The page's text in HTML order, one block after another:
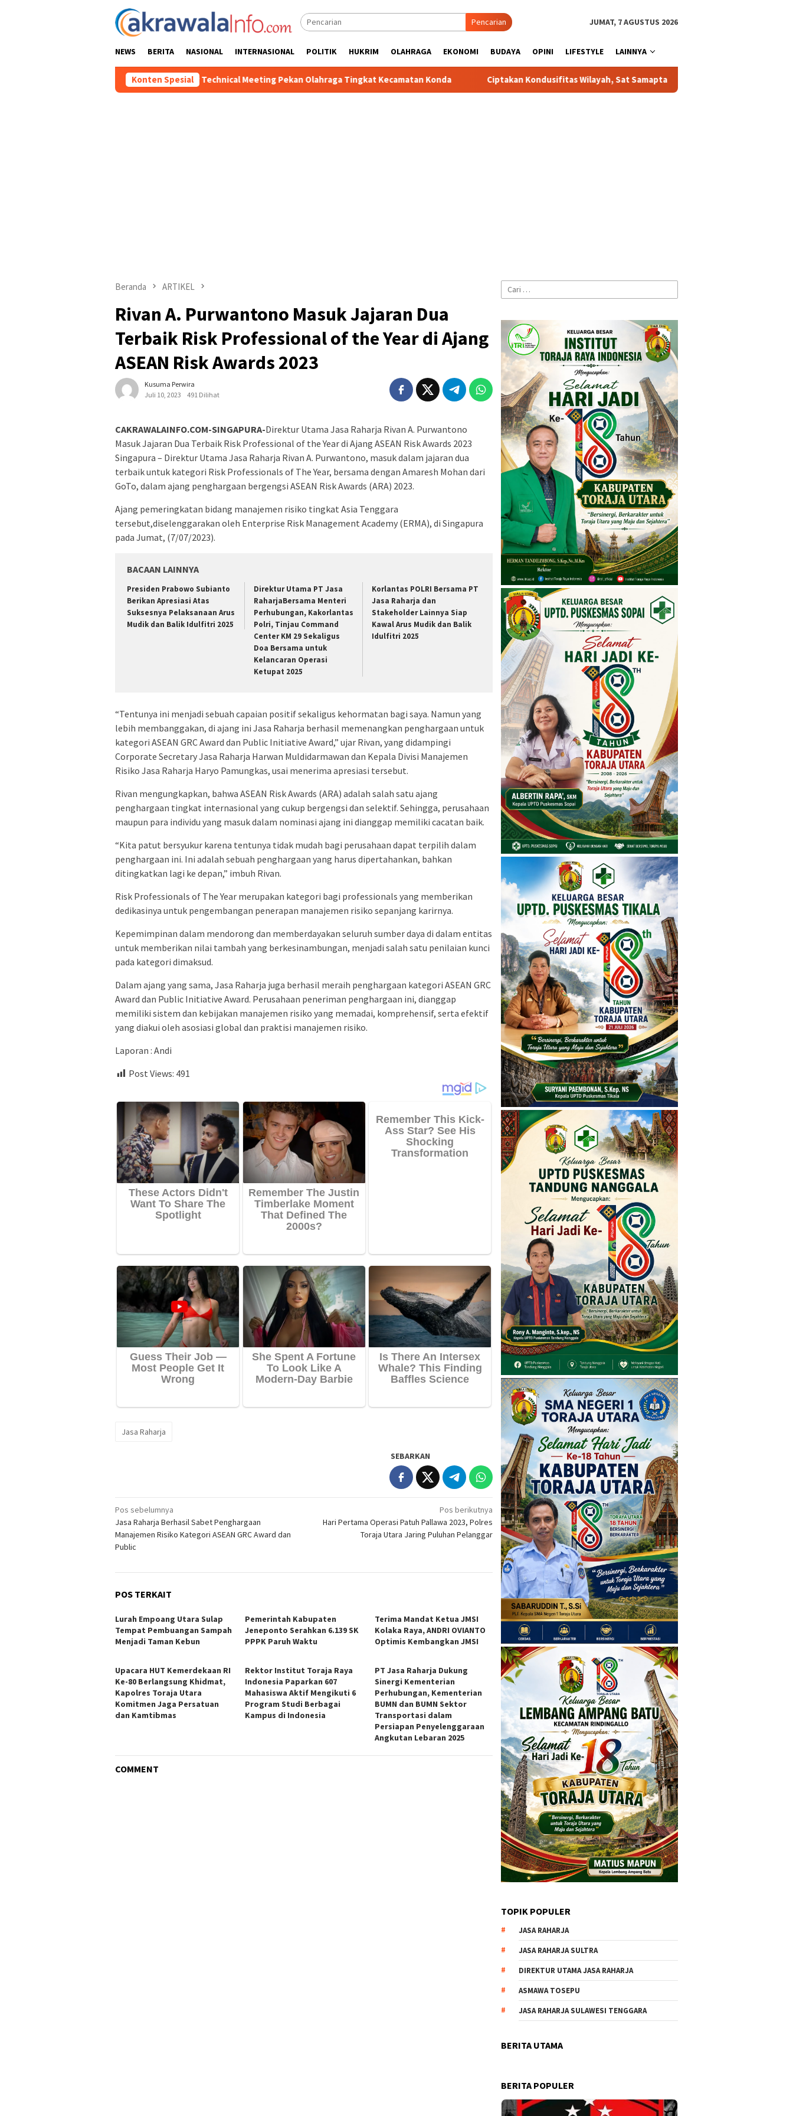
Pencarian JUMAT, 7 AGUSTUS 2026
NEWS BERITA NASIONAL INTERNASIONAL POLITIK HUKRIM OLAHRAGA EKONOMI BUDAYA OPINI LIFESTYLE LAINNYA
Konten Spesial
Panitia Pelaksana Gelar Technical Meeting Pekan Olahraga Tingkat Kecamatan Konda Ciptakan Kondusifitas Wilayah, Sat Samapta Polres Toraja Utara Gencarkan Patroli Dialogis dan
Beranda ARTIKEL
Rivan A. Purwantono Masuk Jajaran Dua
Terbaik Risk Professional of the Year di Ajang
ASEAN Risk Awards 2023
Kusuma Perwira
Juli 10, 2023
491 Dilihat
CAKRAWALAINFO.COM-SINGAPURA-Direktur Utama Jasa Raharja Rivan A. Purwantono
Masuk Jajaran Dua Terbaik Risk Professional of the Year di Ajang ASEAN Risk Awards 2023
Singapura – Direktur Utama Jasa Raharja Rivan A. Purwantono, masuk dalam jajaran dua
terbaik untuk kategori Risk Professionals of The Year, bersama dengan Amaresh Mohan dari
GoTo, dalam ajang penghargaan bergengsi ASEAN Risk Awards (ARA) 2023.
Ajang pemeringkatan bidang manajemen risiko tingkat Asia Tenggara
tersebut,diselenggarakan oleh Enterprise Risk Management Academy (ERMA), di Singapura
pada Jumat, (7/07/2023).
BACAAN LAINNYA
Presiden Prabowo Subianto
Berikan Apresiasi Atas
Suksesnya Pelaksanaan Arus
Mudik dan Balik Idulfitri 2025
Direktur Utama PT Jasa
RaharjaBersama Menteri
Perhubungan, Kakorlantas
Polri, Tinjau Command
Center KM 29 Sekaligus
Doa Bersama untuk
Kelancaran Operasi
Ketupat 2025
Korlantas POLRI Bersama PT
Jasa Raharja dan
Stakeholder Lainnya Siap
Kawal Arus Mudik dan Balik
Idulfitri 2025
“Tentunya ini menjadi sebuah capaian positif sekaligus kehormatan bagi saya. Namun yang
lebih membanggakan, di ajang ini Jasa Raharja berhasil memenangkan penghargaan untuk
kategori ASEAN GRC Award dan Public Initiative Award,” ujar Rivan, yang didampingi
Corporate Secretary Jasa Raharja Harwan Muldidarmawan dan Kepala Divisi Manajemen
Risiko Jasa Raharja Haryo Pamungkas, usai menerima apresiasi tersebut.
Rivan mengungkapkan, bahwa ASEAN Risk Awards (ARA) adalah salah satu ajang
penghargaan tingkat internasional yang cukup bergengsi dan selektif. Sehingga, perusahaan
maupun para individu yang masuk dalam nominasi ajang ini dianggap memiliki cacatan baik.
“Kita patut bersyukur karena tentunya tidak mudah bagi perusahaan dapat terpilih dalam
penghargaan ini. Ini adalah sebuah penghargaan yang harus dipertahankan, bahkan
ditingkatkan lagi ke depan,” imbuh Rivan.
Risk Professionals of The Year merupakan kategori bagi professionals yang memberikan
dedikasinya untuk pengembangan penerapan manajemen risiko sepanjang karirnya.
Kepemimpinan dalam mendorong dan memberdayakan seluruh sumber daya di dalam entitas
untuk memberikan nilai tambah yang berkesinambungan, menjadi salah satu penilaian kunci
pada kategori dimaksud.
Dalam ajang yang sama, Jasa Raharja juga berhasil meraih penghargaan kategori ASEAN GRC
Award dan Public Initiative Award. Perusahaan peneriman penghargaan ini, dianggap
memiliki sistem dan kebijakan manajemen risiko yang memadai, komprehensif, serta efektif
yang diakui oleh asosiasi global dan praktisi manajemen risiko.
Laporan : Andi
Post Views: 491
Jasa Raharja
SEBARKAN
Navigasi
pos
Pos sebelumnya
Jasa Raharja Berhasil Sabet Penghargaan
Manajemen Risiko Kategori ASEAN GRC Award dan
Public
Pos berikutnya
Hari Pertama Operasi Patuh Pallawa 2023, Polres
Toraja Utara Jaring Puluhan Pelanggar
POS TERKAIT
Lurah Empoang Utara Sulap
Tempat Pembuangan Sampah
Menjadi Taman Kebun
Pemerintah Kabupaten
Jeneponto Serahkan 6.139 SK
PPPK Paruh Waktu
Terima Mandat Ketua JMSI
Kolaka Raya, ANDRI OVIANTO
Optimis Kembangkan JMSI
Upacara HUT Kemerdekaan RI
Ke-80 Berlangsung Khidmat,
Kapolres Toraja Utara
Komitmen Jaga Persatuan
dan Kamtibmas
Rektor Institut Toraja Raya
Indonesia Paparkan 607
Mahasiswa Aktif Mengikuti 6
Program Studi Berbagai
Kampus di Indonesia
PT Jasa Raharja Dukung
Sinergi Kementerian
Perhubungan, Kementerian
BUMN dan BUMN Sektor
Transportasi dalam
Persiapan Penyelenggaraan
Angkutan Lebaran 2025
COMMENT
Cari
untuk:
TOPIK POPULER
JASA RAHARJA
JASA RAHARJA SULTRA
DIREKTUR UTAMA JASA RAHARJA
ASMAWA TOSEPU
JASA RAHARJA SULAWESI TENGGARA
BERITA UTAMA
BERITA POPULER